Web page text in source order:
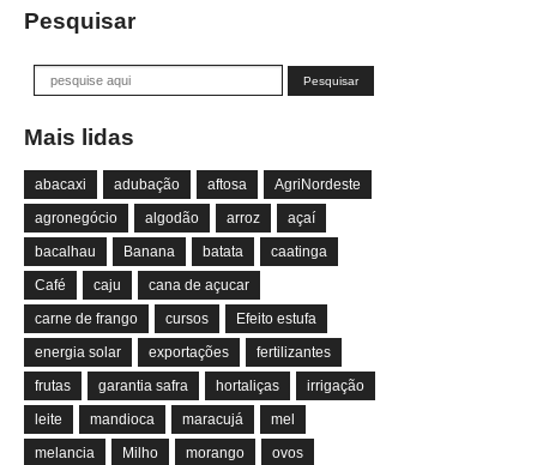
Pesquisar
Mais lidas
abacaxi adubação aftosa
AgriNordeste
agronegócio
algodão arroz
açaí
bacalhau
Banana batata
caatinga
Café
caju
cana de açucar
carne de frango
cursos
Efeito estufa
energia solar
exportações
fertilizantes
frutas
garantia safra hortaliças
irrigação
leite
mandioca maracujá
mel
melancia
Milho morango
ovos